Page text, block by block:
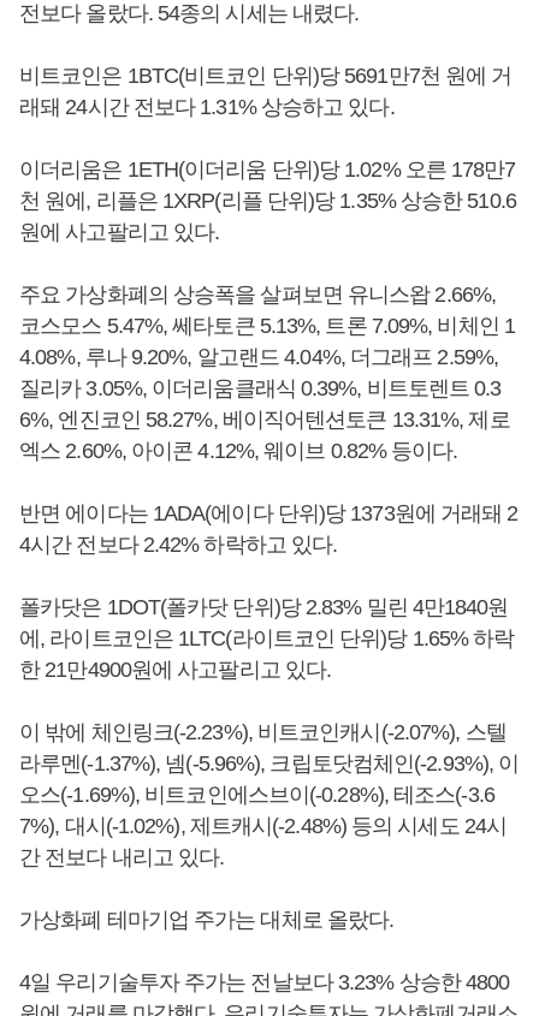
전보다 올랐다. 54종의 시세는 내렸다.
비트코인은 1BTC(비트코인 단위)당 5691만7천 원에 거
래돼 24시간 전보다 1.31% 상승하고 있다.
이더리움은 1ETH(이더리움 단위)당 1.02% 오른 178만7
천 원에, 리플은 1XRP(리플 단위)당 1.35% 상승한 510.6
원에 사고팔리고 있다.
주요 가상화폐의 상승폭을 살펴보면 유니스왑 2.66%,
코스모스 5.47%, 쎄타토큰 5.13%, 트론 7.09%, 비체인 1
4.08%, 루나 9.20%, 알고랜드 4.04%, 더그래프 2.59%,
질리카 3.05%, 이더리움클래식 0.39%, 비트토렌트 0.3
6%, 엔진코인 58.27%, 베이직어텐션토큰 13.31%, 제로
엑스 2.60%, 아이콘 4.12%, 웨이브 0.82% 등이다.
반면 에이다는 1ADA(에이다 단위)당 1373원에 거래돼 2
4시간 전보다 2.42% 하락하고 있다.
폴카닷은 1DOT(폴카닷 단위)당 2.83% 밀린 4만1840원
에, 라이트코인은 1LTC(라이트코인 단위)당 1.65% 하락
한 21만4900원에 사고팔리고 있다.
이 밖에 체인링크(-2.23%), 비트코인캐시(-2.07%), 스텔
라루멘(-1.37%), 넴(-5.96%), 크립토닷컴체인(-2.93%), 이
오스(-1.69%), 비트코인에스브이(-0.28%), 테조스(-3.6
7%), 대시(-1.02%), 제트캐시(-2.48%) 등의 시세도 24시
간 전보다 내리고 있다.
가상화폐 테마기업 주가는 대체로 올랐다.
4일 우리기술투자 주가는 전날보다 3.23% 상승한 4800